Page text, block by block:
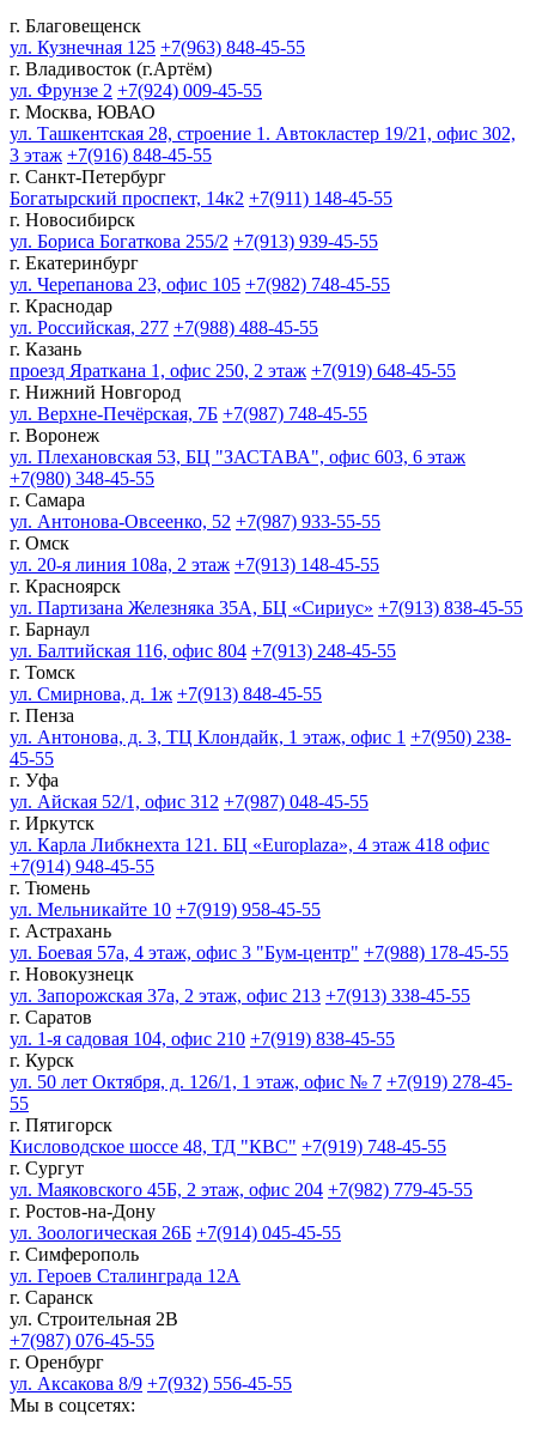
г. Благовещенск
ул. Кузнечная 125 +7(963) 848-45-55
г. Владивосток (г.Артём)
ул. Фрунзе 2 +7(924) 009-45-55
г. Москва, ЮВАО
ул. Ташкентская 28, строение 1. Автокластер 19/21, офис 302,
3 этаж +7(916) 848-45-55
г. Санкт-Петербург
Богатырский проспект, 14к2 +7(911) 148-45-55
г. Новосибирск
ул. Бориса Богаткова 255/2 +7(913) 939-45-55
г. Екатеринбург
ул. Черепанова 23, офис 105 +7(982) 748-45-55
г. Краснодар
ул. Российская, 277 +7(988) 488-45-55
г. Казань
проезд Яраткана 1, офис 250, 2 этаж +7(919) 648-45-55
г. Нижний Новгород
ул. Верхне-Печёрская, 7Б +7(987) 748-45-55
г. Воронеж
ул. Плехановская 53, БЦ "ЗАСТАВА", офис 603, 6 этаж
+7(980) 348-45-55
г. Самара
ул. Антонова-Овсеенко, 52 +7(987) 933-55-55
г. Омск
ул. 20-я линия 108а, 2 этаж +7(913) 148-45-55
г. Красноярск
ул. Партизана Железняка 35А, БЦ «Сириус» +7(913) 838-45-55
г. Барнаул
ул. Балтийская 116, офис 804 +7(913) 248-45-55
г. Томск
ул. Смирнова, д. 1ж +7(913) 848-45-55
г. Пенза
ул. Антонова, д. 3, ТЦ Клондайк, 1 этаж, офис 1 +7(950) 238-
45-55
г. Уфа
ул. Айская 52/1, офис 312 +7(987) 048-45-55
г. Иркутск
ул. Карла Либкнехта 121. БЦ «Europlaza», 4 этаж 418 офис
+7(914) 948-45-55
г. Тюмень
ул. Мельникайте 10 +7(919) 958-45-55
г. Астрахань
ул. Боевая 57а, 4 этаж, офис 3 "Бум-центр" +7(988) 178-45-55
г. Новокузнецк
ул. Запорожская 37а, 2 этаж, офис 213 +7(913) 338-45-55
г. Саратов
ул. 1-я садовая 104, офис 210 +7(919) 838-45-55
г. Курск
ул. 50 лет Октября, д. 126/1, 1 этаж, офис № 7 +7(919) 278-45-
55
г. Пятигорск
Кисловодское шоссе 48, ТД "КВС" +7(919) 748-45-55
г. Сургут
ул. Маяковского 45Б, 2 этаж, офис 204 +7(982) 779-45-55
г. Ростов-на-Дону
ул. Зоологическая 26Б +7(914) 045-45-55
г. Симферополь
ул. Героев Сталинграда 12А
г. Саранск
ул. Строительная 2В
+7(987) 076-45-55
г. Оренбург
ул. Аксакова 8/9 +7(932) 556-45-55
Мы в соцсетях: